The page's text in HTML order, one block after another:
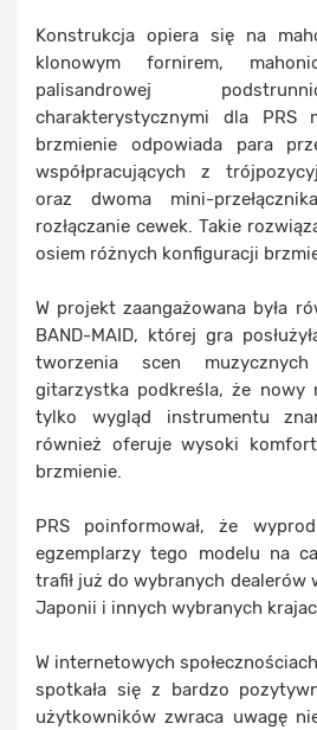
Konstrukcja opiera się na
klonowym fornirem,
palisandrowej
charakterystycznymi dla PRS
brzmienie odpowiada para
współpracujących z
oraz dwoma mini-
rozłączanie cewek. Takie
osiem różnych konfiguracji
W projekt zaangażowana była
BAND-MAID, której gra
tworzenia scen
gitarzystka podkreśla, że nowy
tylko wygląd instrumentu
również oferuje wysoki
brzmienie.
PRS poinformował, że
egzemplarzy tego modelu na
trafił już do wybranych dealerów
Japonii i innych wybranych
W internetowych
spotkała się z bardzo
użytkowników zwraca uwagę